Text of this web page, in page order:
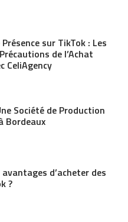
sur TikTok : Les
de l’Achat
CeliAgency
Société de Production
Bordeaux
d’acheter des
?